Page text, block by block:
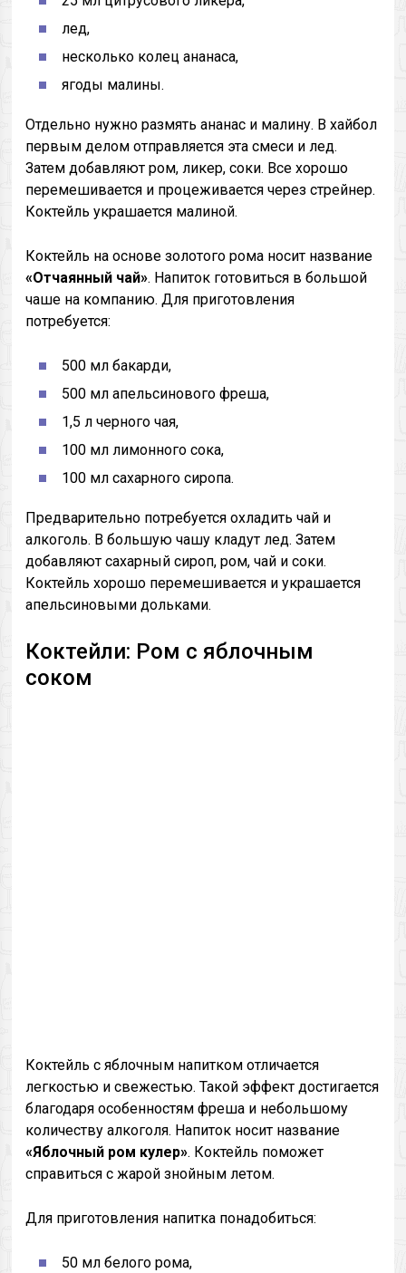
лед,
несколько колец ананаса,
ягоды малины.
Отдельно нужно размять ананас и малину. В хайбол
первым делом отправляется эта смеси и лед.
Затем добавляют ром, ликер, соки. Все хорошо
перемешивается и процеживается через стрейнер.
Коктейль украшается малиной.
Коктейль на основе золотого рома носит название
«Отчаянный чай». Напиток готовиться в большой
чаше на компанию. Для приготовления
потребуется:
500 мл бакарди,
500 мл апельсинового фреша,
1,5 л черного чая,
100 мл лимонного сока,
100 мл сахарного сиропа.
Предварительно потребуется охладить чай и
алкоголь. В большую чашу кладут лед. Затем
добавляют сахарный сироп, ром, чай и соки.
Коктейль хорошо перемешивается и украшается
апельсиновыми дольками.
Коктейли: Ром с яблочным
соком
Коктейль с яблочным напитком отличается
легкостью и свежестью. Такой эффект достигается
благодаря особенностям фреша и небольшому
количеству алкоголя. Напиток носит название
«Яблочный ром кулер». Коктейль поможет
справиться с жарой знойным летом.
Для приготовления напитка понадобиться:
50 мл белого рома,